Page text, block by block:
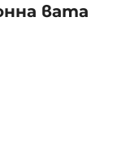
вата